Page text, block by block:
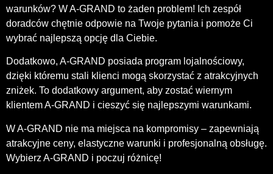
warunków? W A-GRAND to żaden problem! Ich zespół
doradców chętnie odpowie na Twoje pytania i pomoże Ci
wybrać najlepszą opcję dla Ciebie.
Dodatkowo, A-GRAND posiada program lojalnościowy,
dzięki któremu stali klienci mogą skorzystać z atrakcyjnych
zniżek. To dodatkowy argument, aby zostać wiernym
klientem A-GRAND i cieszyć się najlepszymi warunkami.
W A-GRAND nie ma miejsca na kompromisy – zapewniają
atrakcyjne ceny, elastyczne warunki i profesjonalną obsługę.
Wybierz A-GRAND i poczuj różnicę!